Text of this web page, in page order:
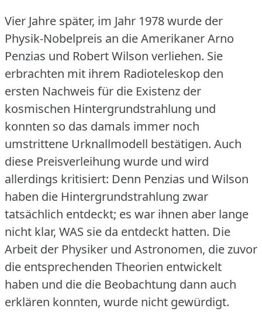
Vier Jahre später, im Jahr 1978 wurde der
Physik-Nobelpreis an die Amerikaner Arno
Penzias und Robert Wilson verliehen. Sie
erbrachten mit ihrem Radioteleskop den
ersten Nachweis für die Existenz der
kosmischen Hintergrundstrahlung und
konnten so das damals immer noch
umstrittene Urknallmodell bestätigen. Auch
diese Preisverleihung wurde und wird
allerdings kritisiert: Denn Penzias und Wilson
haben die Hintergrundstrahlung zwar
tatsächlich entdeckt; es war ihnen aber lange
nicht klar, WAS sie da entdeckt hatten. Die
Arbeit der Physiker und Astronomen, die zuvor
die entsprechenden Theorien entwickelt
haben und die die Beobachtung dann auch
erklären konnten, wurde nicht gewürdigt.